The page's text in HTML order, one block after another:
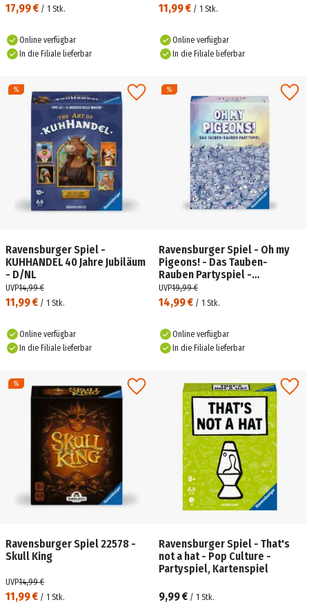
17,99 € / 1 Stk.
Online verfügbar
In die Filiale lieferbar
11,99 € / 1 Stk.
Online verfügbar
In die Filiale lieferbar
Ravensburger Spiel -
KUHHANDEL 40 Jahre Jubiläum
- D/NL
11,99 € / 1 Stk.
UVP14,99 €
Online verfügbar
In die Filiale lieferbar
Ravensburger Spiel - Oh my
Pigeons! - Das Tauben-
Rauben Partyspiel -
Kartenspiel und Partyspiel für
2-5 Personen ab 8 Jahren
14,99 € / 1 Stk.
UVP19,99 €
Online verfügbar
In die Filiale lieferbar
Ravensburger Spiel 22578 -
Skull King
11,99 € / 1 Stk.
UVP14,99 €
Ravensburger Spiel - That's
not a hat - Pop Culture -
Partyspiel, Kartenspiel
9,99 € / 1 Stk.